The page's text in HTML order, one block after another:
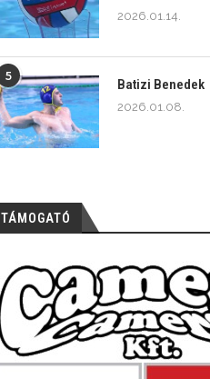
2026.01.14.
5
Batizi Benedek
2026.01.08.
TÁMOGATÓ